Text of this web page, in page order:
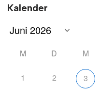
Kalender
M D M
1 2 3